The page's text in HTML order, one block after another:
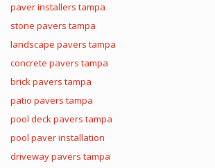
paver installers tampa
stone pavers tampa
landscape pavers tampa
concrete pavers tampa
brick pavers tampa
patio pavers tampa
pool deck pavers tampa
pool paver installation
driveway pavers tampa